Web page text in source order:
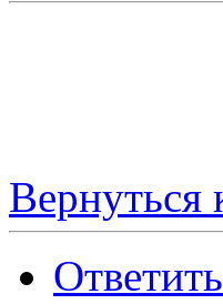
Вернуться